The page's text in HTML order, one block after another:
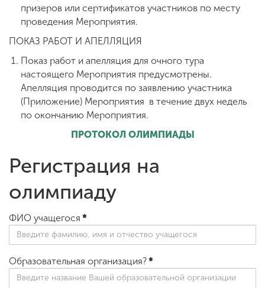
призеров или сертификатов участников по месту
проведения Мероприятия.
ПОКАЗ РАБОТ И АПЕЛЛЯЦИЯ
Показ работ и апелляция для очного тура
настоящего Мероприятия предусмотрены.
Апелляция проводится по заявлению участника
(Приложение) Мероприятия в течение двух недель
по окончанию Мероприятия.
ПРОТОКОЛ ОЛИМПИАДЫ
Регистрация на
олимпиаду
ФИО учащегося *
Образовательная организация?*